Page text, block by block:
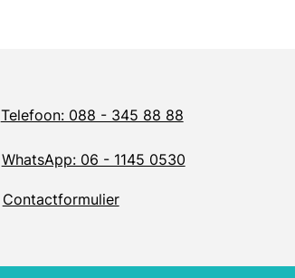
Telefoon: 088 - 345 88 88
WhatsApp: 06 - 1145 0530
Contactformulier